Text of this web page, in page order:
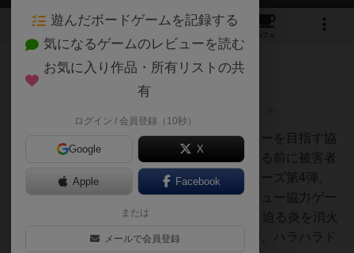
15 9
カフェ
183名 充実
アメリカの消防士となりレスキューを目指す協
力ゲーム。炎で一軒家が崩れ落ちる前に被害者
を救出しよう！再び入手したシリーズ第4弾。
こちらは２０１１年発売のレスキュー協力ゲー
ムで、3〜4年前にプレイをして、迫る炎を消火
しつつ被害者を救出出来るか否か、ハラハラド
大賢者
遊んだボードゲームを記録する
気になるゲームのレビューを読む
お気に入り作品・所有リストの共
有
ログイン / 会員登録（10秒）
Google X
Apple Facebook
または
メールで会員登録